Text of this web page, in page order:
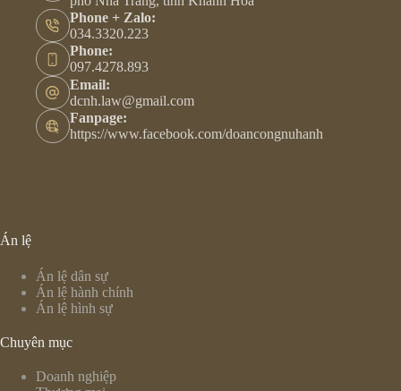
Phone + Zalo:
034.3320.223
Phone:
097.4278.893
Email:
dcnh.law@gmail.com
Fanpage:
https://www.facebook.com/doancongnuhanh
Án lệ
Án lệ dân sự
Án lệ hành chính
Án lệ hình sự
Chuyên mục
Doanh nghiệp